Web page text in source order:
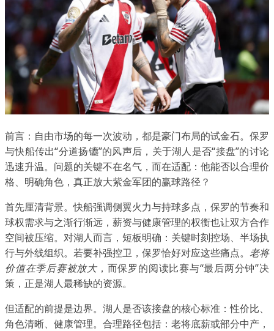
前言：自由市场的每一次波动，都是豪门布局的试金石。保罗
与快船传出“分道扬镳”的风声后，关于湖人是否“接盘”的讨论
迅速升温。问题的关键不在名气，而在适配：他能否以合理价
格、明确角色，真正放大紫金军团的赢球路径？
首先厘清背景。快船强调侧翼火力与持球多点，保罗的节奏和
球权需求与之渐行渐远，薪资与健康管理的权衡也让双方合作
空间被压缩。对湖人而言，短板明确：关键时刻控场、半场执
行与外线组织。若要补强控卫，保罗恰好对应这些痛点。 老将
价值在季后赛被放大，而保罗的阅读比赛与“最后两分钟”决
策，正是湖人最稀缺的资源。
但适配的前提是边界。湖人是否该接盘的核心标准：性价比、
角色清晰、健康管理。合理路径包括：老将底薪或部分中产，